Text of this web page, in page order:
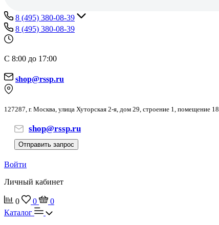
8 (495) 380-08-39
8 (495) 380-08-39
С 8:00 до 17:00
shop@rssp.ru
127287, г. Москва, улица Хуторская 2-я, дом 29, строение 1, помещение 18
shop@rssp.ru
Отправить запрос
Войти
Личный кабинет
0 0
0
Каталог